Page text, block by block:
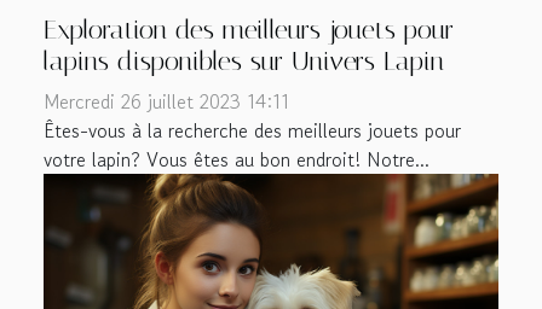
Exploration des meilleurs jouets pour
lapins disponibles sur Univers Lapin
Mercredi 26 juillet 2023 14:11
Êtes-vous à la recherche des meilleurs jouets pour
votre lapin? Vous êtes au bon endroit! Notre...